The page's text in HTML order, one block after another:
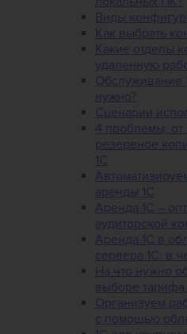
Виды
Как выбрать
Какие отделы
удаленную
Обслуживание
нужно?
Сценарии
4 проблемы, от
резервное
1С
аренды 1С
Аренда 1С –
аудиторской
Аренда 1С в
сервера 1С: в
На что нужно
выборе
Организуем
с помощью